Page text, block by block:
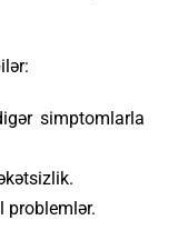
simptomlarla
problemlər.